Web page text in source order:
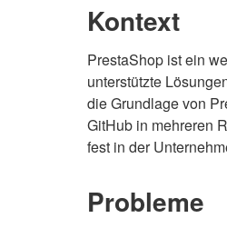
Kontext
PrestaShop ist ein
unterstützte
die Grundlage von
GitHub in mehreren
fest in der
Probleme